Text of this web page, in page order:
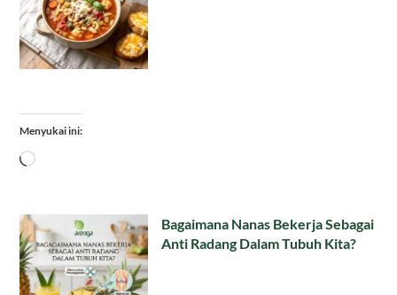
Menyukai ini:
Memuat...
Bagaimana Nanas Bekerja Sebagai
Anti Radang Dalam Tubuh Kita?